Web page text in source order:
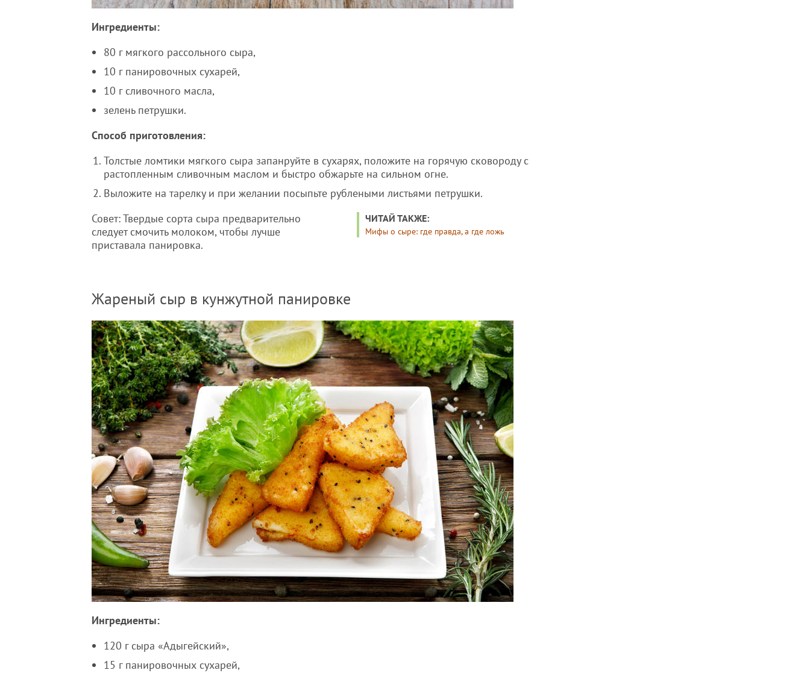
Ингредиенты:
80 г мягкого рассольного сыра,
10 г панировочных сухарей,
10 г сливочного масла,
зелень петрушки.
Способ приготовления:
Толстые ломтики мягкого сыра запанруйте в сухарях, положите на горячую сковороду с
растопленным сливочным маслом и быстро обжарьте на сильном огне.
Выложите на тарелку и при желании посыпьте рублеными листьями петрушки.
ЧИТАЙ ТАКЖЕ:
Мифы о сыре: где правда, а где ложь
Совет: Твердые сорта сыра предварительно
следует смочить молоком, чтобы лучше
приставала панировка.
Жареный сыр в кунжутной панировке
Ингредиенты:
120 г сыра «Адыгейский»,
15 г панировочных сухарей,